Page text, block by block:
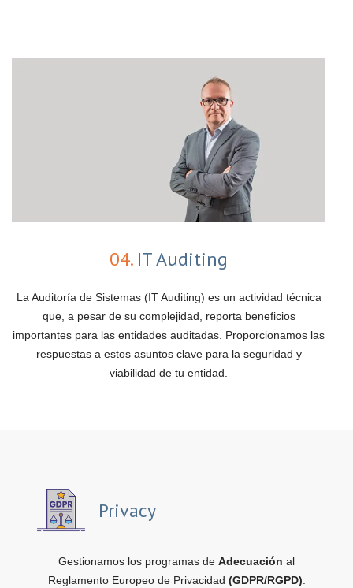
04.IT Auditing
La Auditoría de Sistemas (IT Auditing) es un actividad técnica
que, a pesar de su complejidad, reporta beneficios
importantes para las entidades auditadas. Proporcionamos las
respuestas a estos asuntos clave para la seguridad y
viabilidad de tu entidad.
Privacy
Gestionamos los programas de Adecuación al
Reglamento Europeo de Privacidad (GDPR/RGPD)